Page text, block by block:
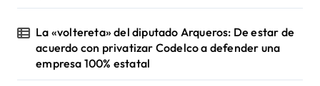
La «voltereta» del diputado Arqueros: De estar de
acuerdo con privatizar Codelco a defender una
empresa 100% estatal